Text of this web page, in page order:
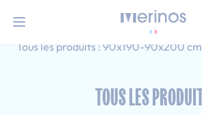
Accueil
Tous les produits : 90x190-90x200 cm
TOUS LES